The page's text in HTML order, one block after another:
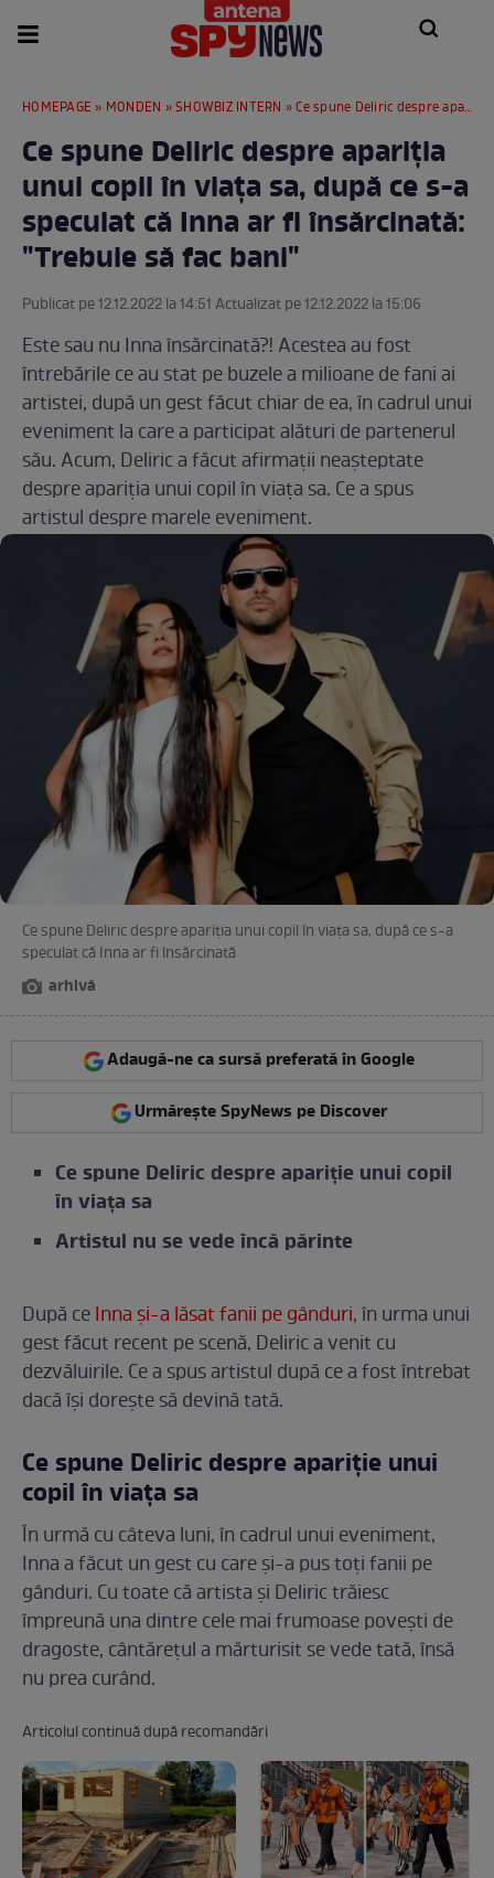
HOMEPAGE » MONDEN »SHOWBIZ INTERN » Ce spune Deliric despre apariția unui copil în viața sa, după ce s-a speculat că Inna ar fi însărcinată: "Trebuie să fac bani"
Ce spune Deliric despre apariția
unui copil în viața sa, după ce s-a
speculat că Inna ar fi însărcinată:
"Trebuie să fac bani"
Publicat pe 12.12.2022 la 14:51 Actualizat pe 12.12.2022 la 15:06
Este sau nu Inna însărcinată?! Acestea au fost
întrebările ce au stat pe buzele a milioane de fani ai
artistei, după un gest făcut chiar de ea, în cadrul unui
eveniment la care a participat alături de partenerul
său. Acum, Deliric a făcut afirmații neașteptate
despre apariția unui copil în viața sa. Ce a spus
artistul despre marele eveniment.
Ce spune Deliric despre apariția unui copil în viața sa, după ce s-a
speculat că Inna ar fi însărcinată
arhivă
Adaugă-ne ca sursă preferată în Google
Urmărește SpyNews pe Discover
Ce spune Deliric despre apariție unui copil
în viața sa
Artistul nu se vede încă părinte
După ceInna și-a lăsat fanii pe gânduri, în urma unui
gest făcut recent pe scenă, Deliric a venit cu
dezvăluirile. Ce a spus artistul după ce a fost întrebat
dacă își dorește să devină tată.
Ce spune Deliric despre apariție unui
copil în viața sa
În urmă cu câteva luni, în cadrul unui eveniment,
Inna a făcut un gest cu care și-a pus toți fanii pe
gânduri. Cu toate că artista și Deliric trăiesc
împreună una dintre cele mai frumoase povești de
dragoste, cântărețul a mărturisit se vede tată, însă
nu prea curând.
Articolul continuă după recomandări